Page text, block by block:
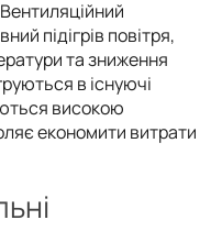
підігрів повітря,
та зниження
в існуючі
високою
економити витрати